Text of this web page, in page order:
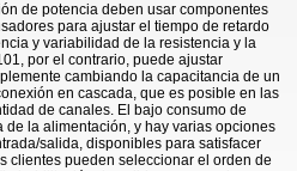
de potencia deben usar componentes
para ajustar el tiempo de retardo
y variabilidad de la resistencia y la
por el contrario, puede ajustar
cambiando la capacitancia de un
en cascada, que es posible en las
de canales. El bajo consumo de
de la alimentación, y hay varias opciones
salida, disponibles para satisfacer
clientes pueden seleccionar el orden de